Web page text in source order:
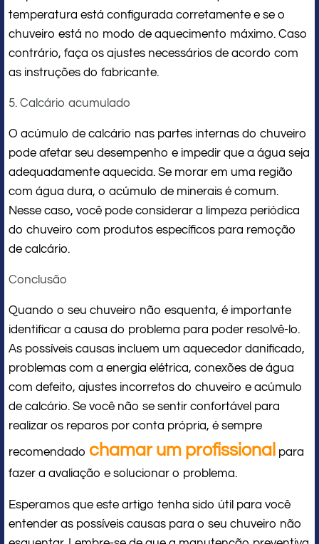
temperatura está configurada corretamente e se o
chuveiro está no modo de aquecimento máximo. Caso
contrário, faça os ajustes necessários de acordo com
as instruções do fabricante.
5. Calcário acumulado
O acúmulo de calcário nas partes internas do chuveiro
pode afetar seu desempenho e impedir que a água seja
adequadamente aquecida. Se morar em uma região
com água dura, o acúmulo de minerais é comum.
Nesse caso, você pode considerar a limpeza periódica
do chuveiro com produtos específicos para remoção
de calcário.
Conclusão
Quando o seu chuveiro não esquenta, é importante
identificar a causa do problema para poder resolvê-lo.
As possíveis causas incluem um aquecedor danificado,
problemas com a energia elétrica, conexões de água
com defeito, ajustes incorretos do chuveiro e acúmulo
de calcário. Se você não se sentir confortável para
realizar os reparos por conta própria, é sempre
recomendado chamar um profissional para
fazer a avaliação e solucionar o problema.
Esperamos que este artigo tenha sido útil para você
entender as possíveis causas para o seu chuveiro não